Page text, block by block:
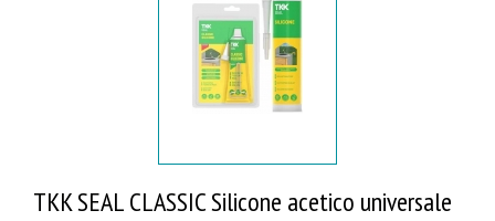
TKK SEAL CLASSIC Silicone acetico universale